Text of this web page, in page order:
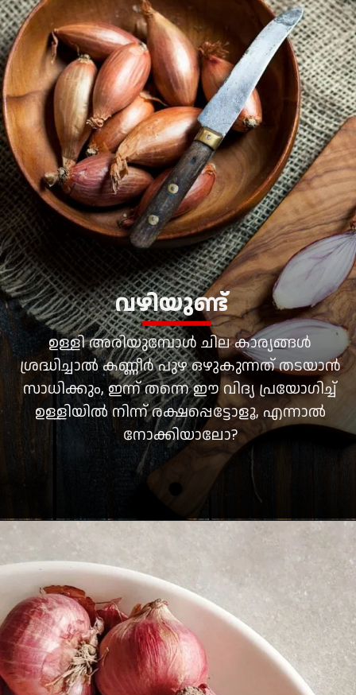
ഉള്ളി അരിയുമ്പോള്‍ ചില കാര്യങ്ങള്‍
ശ്രദ്ധിച്ചാല്‍ കണ്ണീര്‍ പുഴ ഒഴുകുന്നത് തടയാന്‍
സാധിക്കും, ഇന്ന് തന്നെ ഈ വിദ്യ പ്രയോഗിച്ച്
ഉള്ളിയില്‍ നിന്ന് രക്ഷപ്പെട്ടോളൂ, എന്നാല്‍
നോക്കിയാലോ?
വഴിയുണ്ട്